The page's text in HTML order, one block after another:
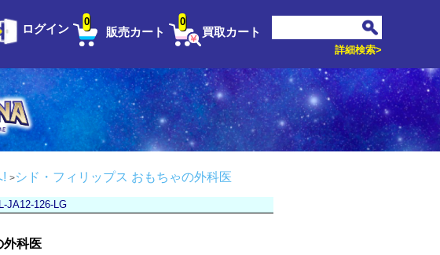
ログイン 販売カート
0
買取カート
0
詳細検索>
シド・フィリップス おもちゃの外科医
JA12-126-LG
外科医